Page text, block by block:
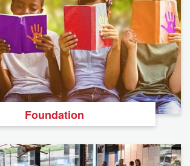
Foundation